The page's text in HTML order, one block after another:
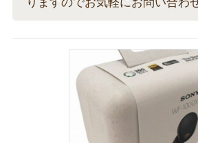
りますのでお気軽にお問い合わ